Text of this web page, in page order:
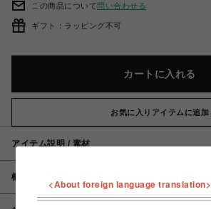
この商品について問い合わせる
ギフト：ラッピング不可
カートに入れる
お気に入りアイテムに追加
アイテム説明 / 素材
概要
<About foreign language translation>